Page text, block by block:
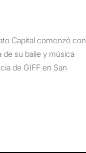
Capital comenzó con
de su baile y música
de GIFF en San